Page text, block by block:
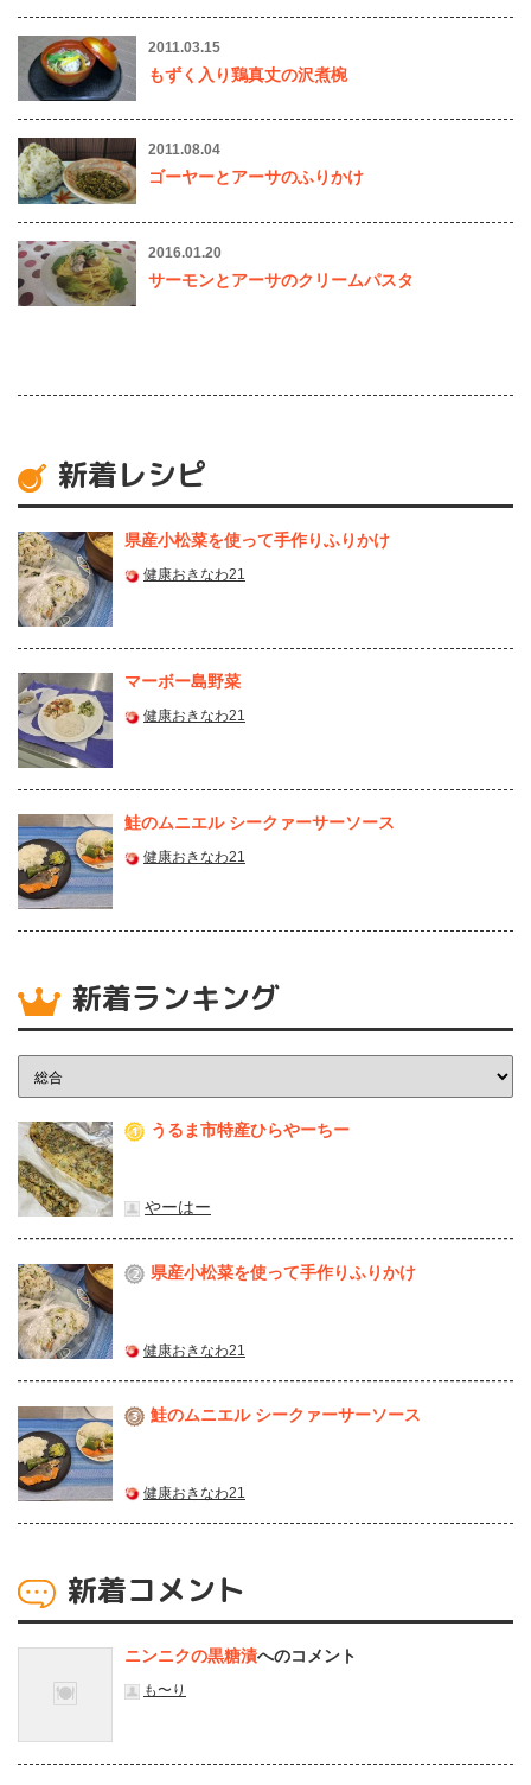
2011.03.15
もずく入り鶏真丈の沢煮椀
2011.08.04
ゴーヤーとアーサのふりかけ
2016.01.20
サーモンとアーサのクリームパスタ
新着レシピ
県産⼩松菜を使って⼿作りふりかけ
健康おきなわ21
マーボー島野菜
健康おきなわ21
鮭のムニエル シークァーサーソース
健康おきなわ21
新着ランキング
1 うるま市特産ひらやーちー
やーはー
2 県産⼩松菜を使って⼿作りふりかけ
健康おきなわ21
3 鮭のムニエル シークァーサーソース
健康おきなわ21
新着コメント
ニンニクの黒糖漬へのコメント
も〜り